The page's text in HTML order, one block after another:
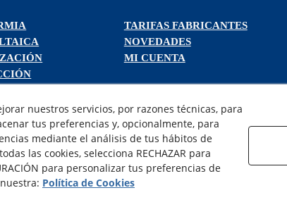
TARIFAS FABRICANTES
NOVEDADES
MI CUENTA
¿QUIENES SOMOS?
AVISO LEGAL
POLÍTICA DE COOKIES
POLÍTICA DE PRIVACIDAD
nuestros servicios, por razones técnicas, para
tus preferencias y, opcionalmente, para
mediante el análisis de tus hábitos de
las cookies, selecciona RECHAZAR para
para personalizar tus preferencias de
Política de Cookies